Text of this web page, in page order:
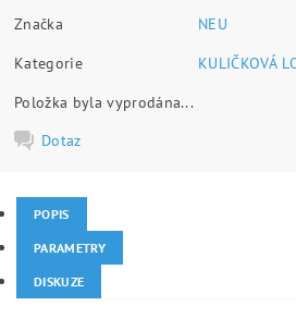
Značka
NEU
Kategorie
KULIČKOVÁ
Položka byla vyprodána...
Dotaz
POPIS
PARAMETRY
DISKUZE